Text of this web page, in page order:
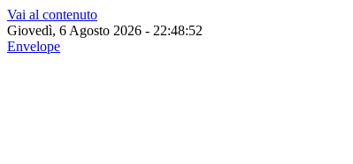
Vai al contenuto
Giovedì, 6 Agosto 2026 - 22:48:53
Envelope